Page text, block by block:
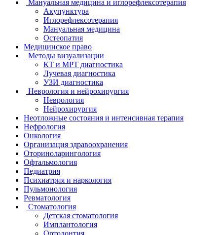
Мануальная медицина и иглорефлексотерапия
Акупунктура
Иглорефлексотерапия
Мануальная медицина
Остеопатия
Медицинское право
Методы визуализации
КТ и МРТ диагностика
Лучевая диагностика
УЗИ диагностика
Неврология и нейрохирургия
Неврология
Нейрохирургия
Неотложные состояния и интенсивная терапия
Нефрология
Онкология
Организация здравоохранения
Оториноларингология
Офтальмология
Педиатрия
Психиатрия и наркология
Пульмонология
Ревматология
Стоматология
Детская стоматология
Имплантология
Ортодонтия